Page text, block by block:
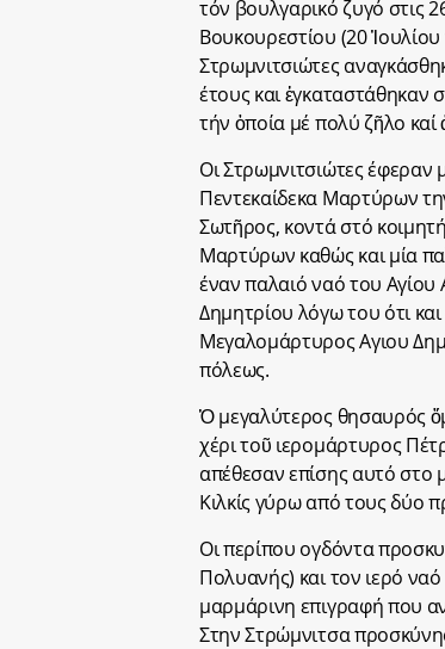
τόν βουλγαρικό ζυγό στις
Βουκουρεστίου (20
Στρωμνιτσιώτες
έτους και ἐγκαταστάθηκαν
τήν ὁποία μέ πολύ ζῆλο
Οι Στρωμνιτσιώτες έφεραν
Πεντεκαίδεκα Μαρτύρων
Σωτῆρος, κοντά στό
Μαρτύρων καθώς και μία
έναν παλαιό ναό του
Δημητρίου λόγω του ότι
Μεγαλομάρτυρος Αγιου
πόλεως.
Ὁ μεγαλύτερος θησαυρός
χέρι τοῦ ιερομάρτυρος
απέθεσαν επίσης αυτό στο
Κιλκίς γύρω από τους δύο
Οι περίπου ογδόντα
Πολυανής) και τον ιερό
μαρμάρινη επιγραφή που
Στην Στρώμνιτσα